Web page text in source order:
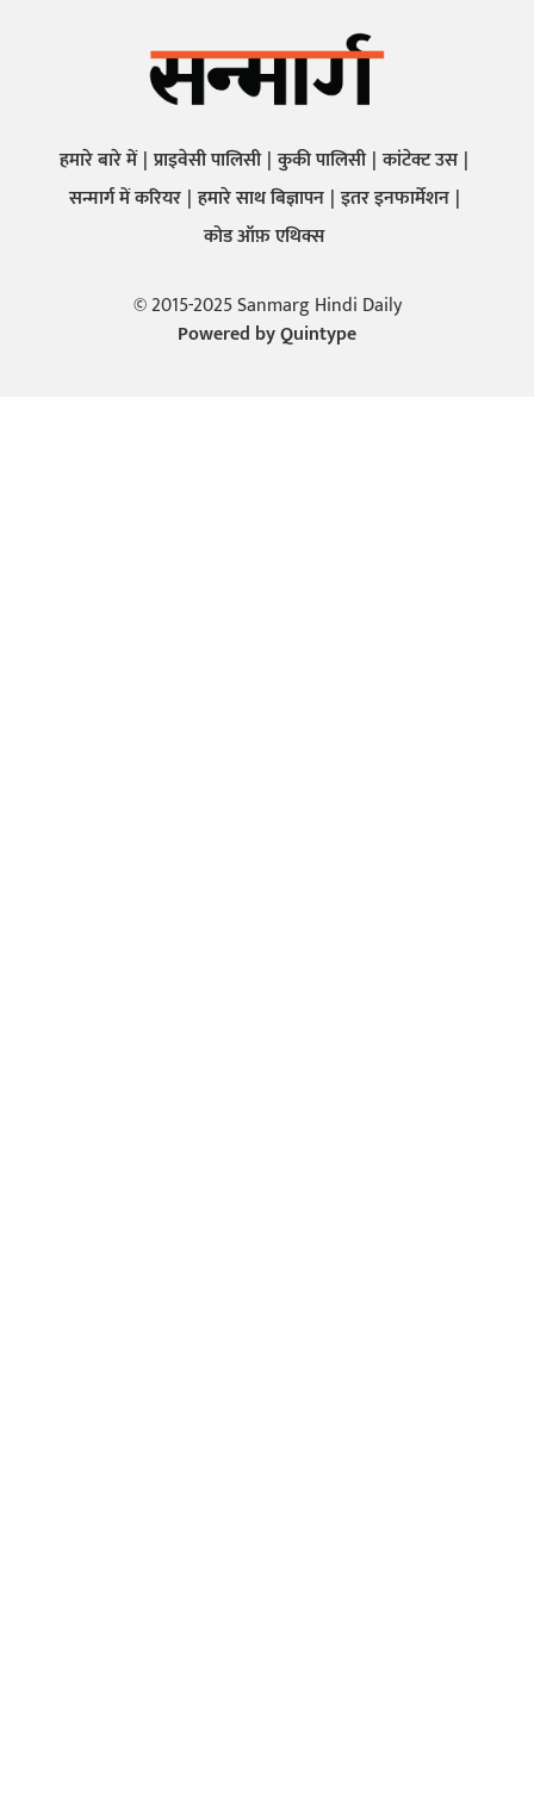
हमारे बारे में प्राइवेसी पालिसी कुकी पालिसी कांटेक्ट उस
सन्मार्ग में करियर हमारे साथ बिज्ञापन इतर इनफार्मेशन
कोड ऑफ़ एथिक्स
© 2015-2025 Sanmarg Hindi Daily
Powered byQuintype